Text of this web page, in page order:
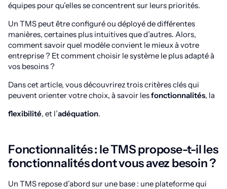
équipes pour qu’elles se concentrent sur leurs priorités.
Un TMS peut être configuré ou déployé de différentes
manières, certaines plus intuitives que d’autres. Alors,
comment savoir quel modèle convient le mieux à votre
entreprise ? Et comment choisir le système le plus adapté à
vos besoins ?
Dans cet article, vous découvrirez trois critères clés qui
peuvent orienter votre choix, à savoir lesfonctionnalités, la
flexibilité, et l’adéquation.
Fonctionnalités : le TMS propose-t-il les
fonctionnalités dont vous avez besoin ?
Un TMS repose d’abord sur une base : une plateforme qui